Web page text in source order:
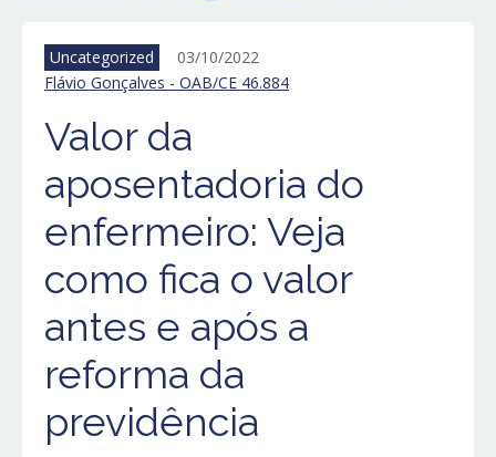
Uncategorized
03/10/2022
Flávio Gonçalves - OAB/CE 46.884
Valor da
aposentadoria do
enfermeiro: Veja
como fica o valor
antes e após a
reforma da
previdência